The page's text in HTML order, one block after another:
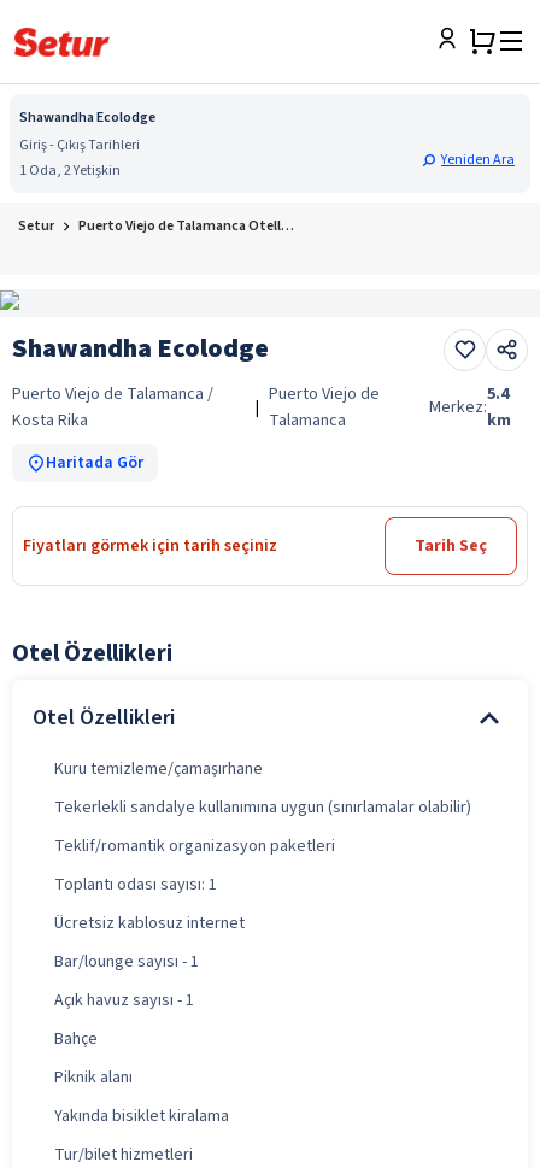
Shawandha Ecolodge
Giriş - Çıkış Tarihleri
1 Oda, 2 Yetişkin
Yeniden Ara
Setur Puerto Viejo de Talamanca Otelleri
Shawandha Ecolodge
Puerto Viejo de Talamanca /
Kosta Rika
|
Puerto Viejo de
Talamanca
Merkez:
5.4
km
Haritada Gör
Fiyatları görmek için tarih seçiniz Tarih Seç
Otel Özellikleri
Otel Özellikleri
Kuru temizleme/çamaşırhane
Tekerlekli sandalye kullanımına uygun (sınırlamalar olabilir)
Teklif/romantik organizasyon paketleri
Toplantı odası sayısı: 1
Ücretsiz kablosuz internet
Bar/lounge sayısı - 1
Açık havuz sayısı - 1
Bahçe
Piknik alanı
Yakında bisiklet kiralama
Tur/bilet hizmetleri